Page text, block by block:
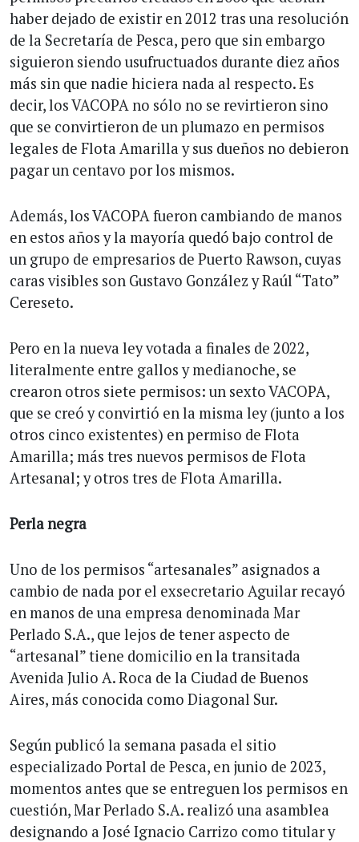
haber dejado de existir en 2012 tras una resolución
de la Secretaría de Pesca, pero que sin embargo
siguieron siendo usufructuados durante diez años
más sin que nadie hiciera nada al respecto. Es
decir, los VACOPA no sólo no se revirtieron sino
que se convirtieron de un plumazo en permisos
legales de Flota Amarilla y sus dueños no debieron
pagar un centavo por los mismos.
Además, los VACOPA fueron cambiando de manos
en estos años y la mayoría quedó bajo control de
un grupo de empresarios de Puerto Rawson, cuyas
caras visibles son Gustavo González y Raúl “Tato”
Cereseto.
Pero en la nueva ley votada a finales de 2022,
literalmente entre gallos y medianoche, se
crearon otros siete permisos: un sexto VACOPA,
que se creó y convirtió en la misma ley (junto a los
otros cinco existentes) en permiso de Flota
Amarilla; más tres nuevos permisos de Flota
Artesanal; y otros tres de Flota Amarilla.
Perla negra
Uno de los permisos “artesanales” asignados a
cambio de nada por el exsecretario Aguilar recayó
en manos de una empresa denominada Mar
Perlado S.A., que lejos de tener aspecto de
“artesanal” tiene domicilio en la transitada
Avenida Julio A. Roca de la Ciudad de Buenos
Aires, más conocida como Diagonal Sur.
Según publicó la semana pasada el sitio
especializado Portal de Pesca, en junio de 2023,
momentos antes que se entreguen los permisos en
cuestión, Mar Perlado S.A. realizó una asamblea
designando a José Ignacio Carrizo como titular y